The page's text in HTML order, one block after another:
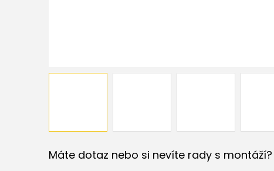
Máte dotaz nebo si nevíte rady s montáží?